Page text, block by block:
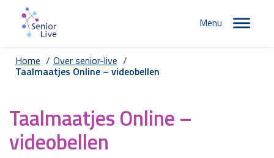
Menu
Home / Over senior-live /
Taalmaatjes Online – videobellen
Taalmaatjes Online –
videobellen